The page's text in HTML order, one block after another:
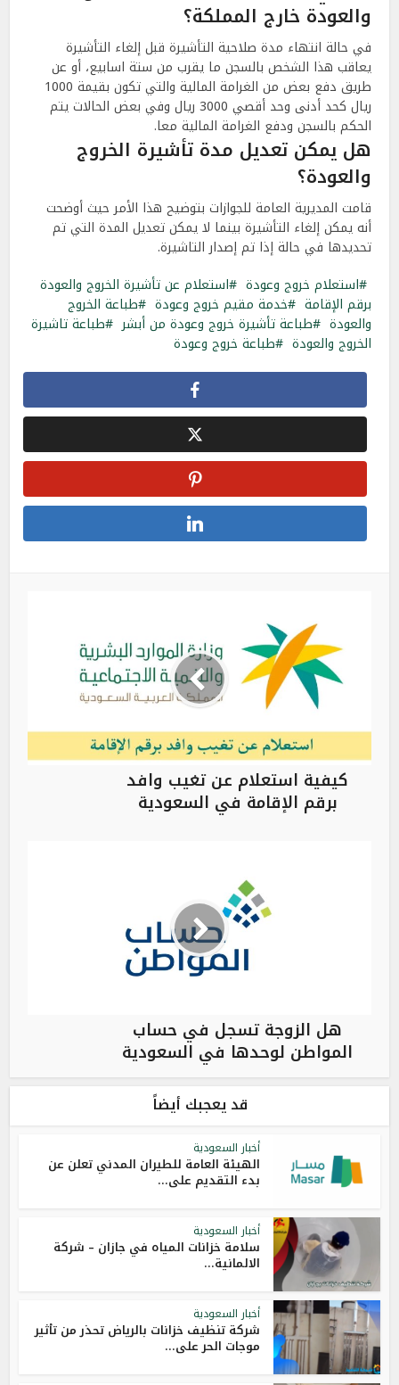
والعودة خارج المملكة؟
في حالة انتهاء مدة صلاحية التأشيرة قبل إلغاء التأشيرة
يعاقب هذا الشخص بالسجن ما يقرب من ستة اسابيع، أو عن
طريق دفع بعض من الغرامة المالية والتي تكون بقيمة 1000
ريال كحد أدنى وحد أقصي 3000 ريال وفي بعض الحالات يتم
الحكم بالسجن ودفع الغرامة المالية معا.
هل يمكن تعديل مدة تأشيرة الخروج
والعودة؟
قامت المديرية العامة للجوازات بتوضيح هذا الأمر حيث أوضحت
أنه يمكن إلغاء التأشيرة بينما لا يمكن تعديل المدة التي تم
تحديدها في حالة إذا تم إصدار التاشيرة.
استعلام خروج وعودة
استعلام عن تأشيرة الخروج والعودة
برقم الإقامة
خدمة مقيم خروج وعودة
طباعة الخروج
والعودة
طباعة تأشيرة خروج وعودة من أبشر
طباعة تاشيرة
الخروج والعودة
طباعة خروج وعودة
كيفية استعلام عن تغيب وافد
برقم الإقامة في السعودية
هل الزوجة تسجل في حساب
المواطن لوحدها في السعودية
قد يعجبك أيضاً
أخبار السعودية
الهيئة العامة للطيران المدني تعلن عن
بدء التقديم على...
أخبار السعودية
سلامة خزانات المياه في جازان – شركة
الالمانية...
أخبار السعودية
شركة تنظيف خزانات بالرياض تحذر من تأثير
موجات الحر على...